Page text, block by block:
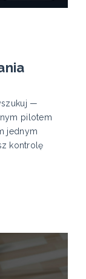
—
pilotem
jednym
kontrolę